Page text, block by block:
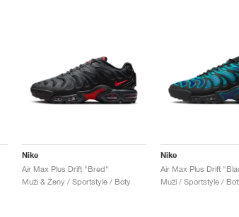
Nike
Air Max Plus Drift "Bred"
Muži & Ženy / Sportstyle / Boty
Nike
Muži / Sportstyle /